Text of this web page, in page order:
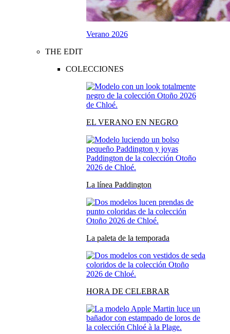
Verano 2026
THE EDIT
COLECCIONES
EL VERANO EN NEGRO
La línea Paddington
La paleta de la temporada
HORA DE CELEBRAR